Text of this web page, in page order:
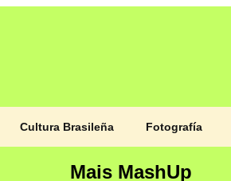
Cultura Brasileña Fotografía
Mais MashUp